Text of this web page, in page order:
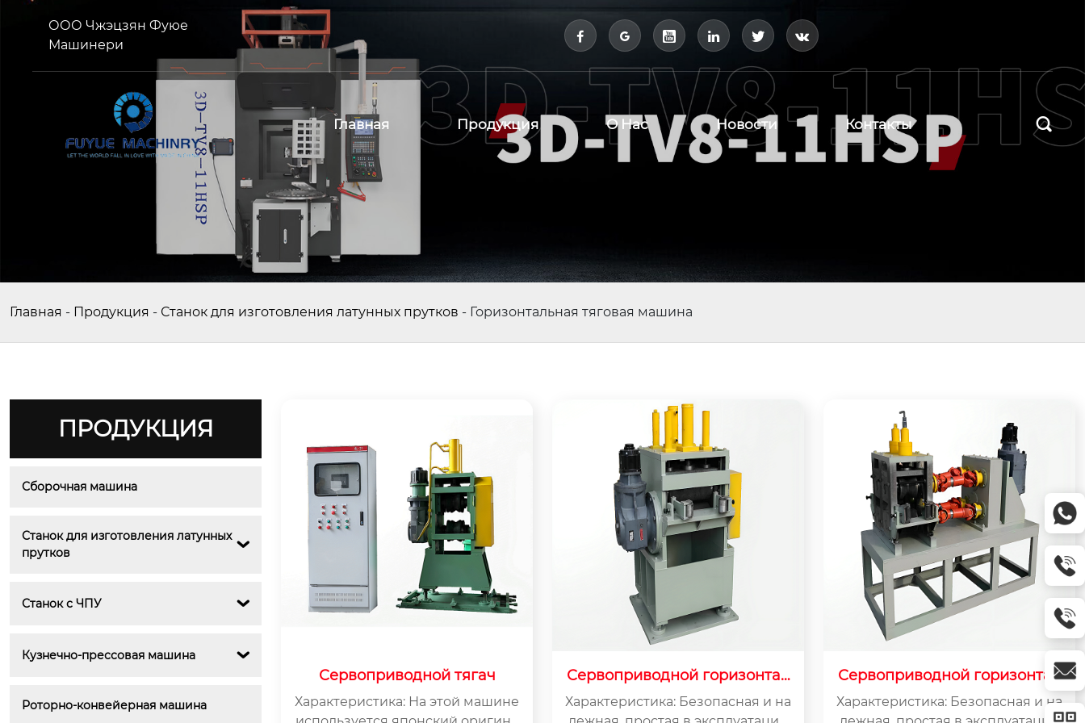
ООО Чжэцзян Фуюе
Машинери
     
Главная Продукция О Нас Новости Контакты 
Главная - Продукция - Станок для изготовления латунных прутков - Горизонтальная тяговая машина
ПРОДУКЦИЯ
Сборочная машина
Станок для изготовления латунных
прутков

Станок с ЧПУ 
Кузнечно-прессовая машина 
Роторно-конвейерная машина
Сервоприводной тягач
Характеристика: На этой машине
Сервоприводной горизонтал
ьный тягач для латунных пру
тков-2
Характеристика: Безопасная и на
Сервоприводной горизонтал
ьный тягач для латунных пру
тков-1
Характеристика: Безопасная и на